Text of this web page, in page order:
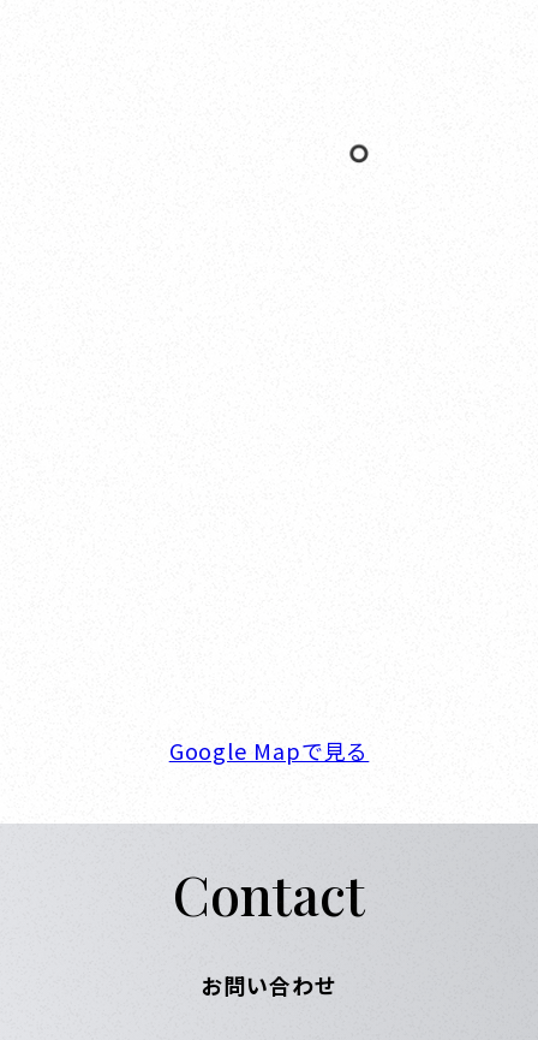
Google Mapで見る
Contact
お問い合わせ